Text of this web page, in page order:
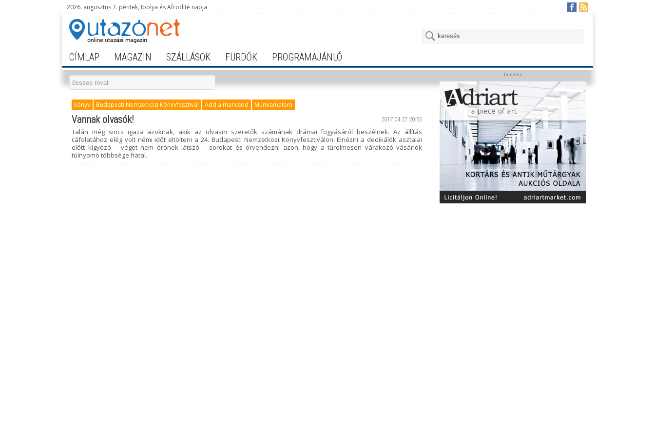
2026. augusztus 7. péntek, Ibolya és Afrodité napja
CÍMLAP MAGAZIN SZÁLLÁSOK FÜRDŐK PROGRAMAJÁNLÓ
könyv Budapesti Nemzetközi Könyvfesztivál Add a mancsod Múmiamalom
2017.04.27 20:50
Vannak olvasók!
Talán még sincs igaza azoknak, akik az olvasni szeretők számának drámai fogyásáról beszélnek. Az állítás
cáfolatához elég volt némi időt eltölteni a 24. Budapesti Nemzetközi Könyvfesztiválon. Elnézni a dedikálók asztalai
előtt kígyózó – véget nem érőnek látszó – sorokat és örvendezni azon, hogy a türelmesen várakozó vásárlók
túlnyomó többsége fiatal.
hirdetés